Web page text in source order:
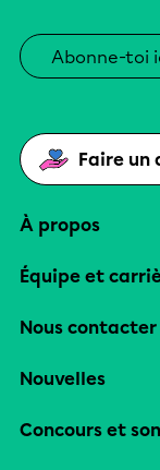
Abonne-toi
Faire un
À propos
Équipe et
Nous contacter
Nouvelles
Concours et